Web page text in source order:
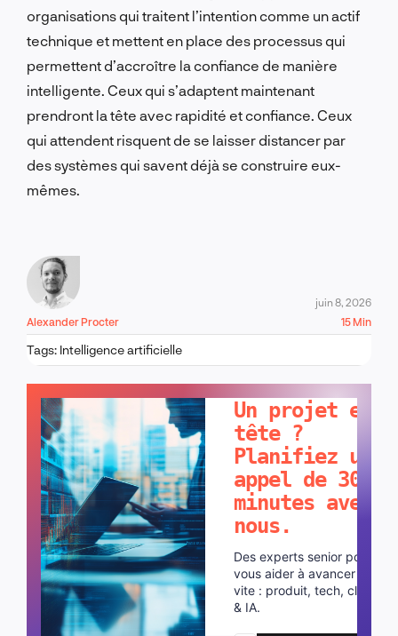
organisations qui traitent l’intention comme un actif
technique et mettent en place des processus qui
permettent d’accroître la confiance de manière
intelligente. Ceux qui s’adaptent maintenant
prendront la tête avec rapidité et confiance. Ceux
qui attendent risquent de se laisser distancer par
des systèmes qui savent déjà se construire eux-
mêmes.
Alexander Procter
juin 8, 2026
15 Min
Tags: Intelligence artificielle
Un projet en
tête ?
Planifiez un
appel de 30
minutes avec
nous.
Des experts senior pour
vous aider à avancer plus
vite : produit, tech, cloud
& IA.